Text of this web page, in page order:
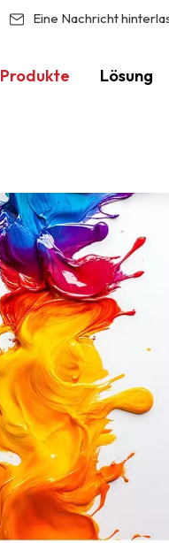
Eine Nachricht
Produkte Lösung